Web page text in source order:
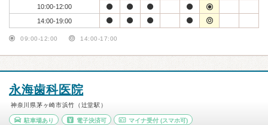
10:00-12:00
14:00-19:00
09:00-12:00 14:00-17:00
永海歯科医院
神奈川県茅ヶ崎市浜竹（辻堂駅）
駐車場あり 電子決済可 マイナ受付 (スマホ可)